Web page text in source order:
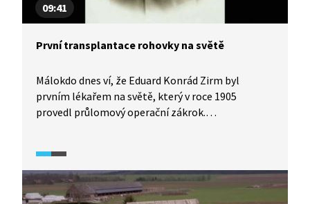
09:41
První transplantace rohovky na světě
Málokdo dnes ví, že Eduard Konrád Zirm byl
prvním lékařem na světě, který v roce 1905
provedl průlomový operační zákrok.
v Olomouci. Podívejte se na příběh z dějin
lékařství.